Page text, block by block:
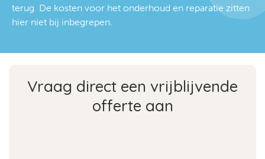
terug. De kosten voor het onderhoud en reparatie zitten
hier niet bij inbegrepen.
Vraag direct een vrijblijvende
offerte aan